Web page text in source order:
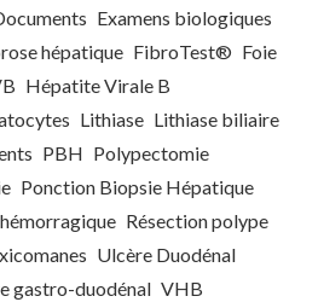
Examens biologiques
hépatique FibroTest® Foie
Hépatite Virale B
Lithiase Lithiase biliaire
PBH Polypectomie
Ponction Biopsie Hépatique
Résection polype
Ulcère Duodénal
gastro-duodénal VHB